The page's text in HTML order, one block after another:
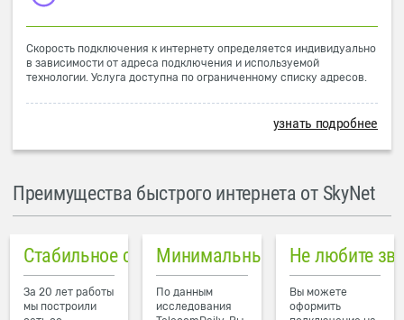
Скорость подключения к интернету определяется индивидуально
в зависимости от адреса подключения и используемой
технологии. Услуга доступна по ограниченному списку адресов.
узнать подробнее
Преимущества быстрого интернета от SkyNet
Стабильное соединение
За 20 лет работы
мы построили
Минимальный пинг в городе
По данным
исследования
Не любите
Вы можете
оформить